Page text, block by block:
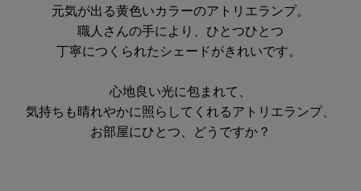
元気が出る黄色いカラーのアトリエランプ。
職人さんの手により、ひとつひとつ
丁寧につくられたシェードがきれいです。
心地良い光に包まれて、
気持ちも晴れやかに照らしてくれるアトリエランプ、
お部屋にひとつ、どうですか？